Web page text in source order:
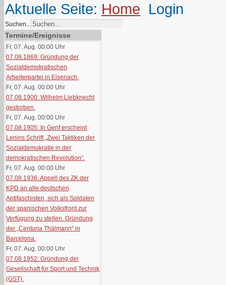
Aktuelle Seite: Home Login
Suchen...
Termine/Ereignisse
Fr, 07. Aug. 00:00 Uhr
07.08.1869: Gründung der
Sozialdemokratischen
Arbeiterpartei in Eisenach.
Fr, 07. Aug. 00:00 Uhr
07.08.1900: Wilhelm Liebknecht
gestorben.
Fr, 07. Aug. 00:00 Uhr
07.08.1905: In Genf erscheint
Lenins Schrift „Zwei Taktiken der
Sozialdemokratie in der
demokratischen Revolution“.
Fr, 07. Aug. 00:00 Uhr
07.08.1936: Appell des ZK der
KPD an alle deutschen
Antifaschisten, sich als Soldaten
der spanischen Volksfront zur
Verfügung zu stellen. Gründung
der „Centuria Thälmann“ in
Barcelona.
Fr, 07. Aug. 00:00 Uhr
07.08.1952: Gründung der
Gesellschaft für Sport und Technik
(GST).